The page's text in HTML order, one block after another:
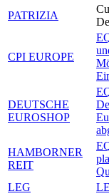
PATRIZIA
CPI EUROPE
DEUTSCHE
EUROSHOP
HAMBORNER
REIT
LEG